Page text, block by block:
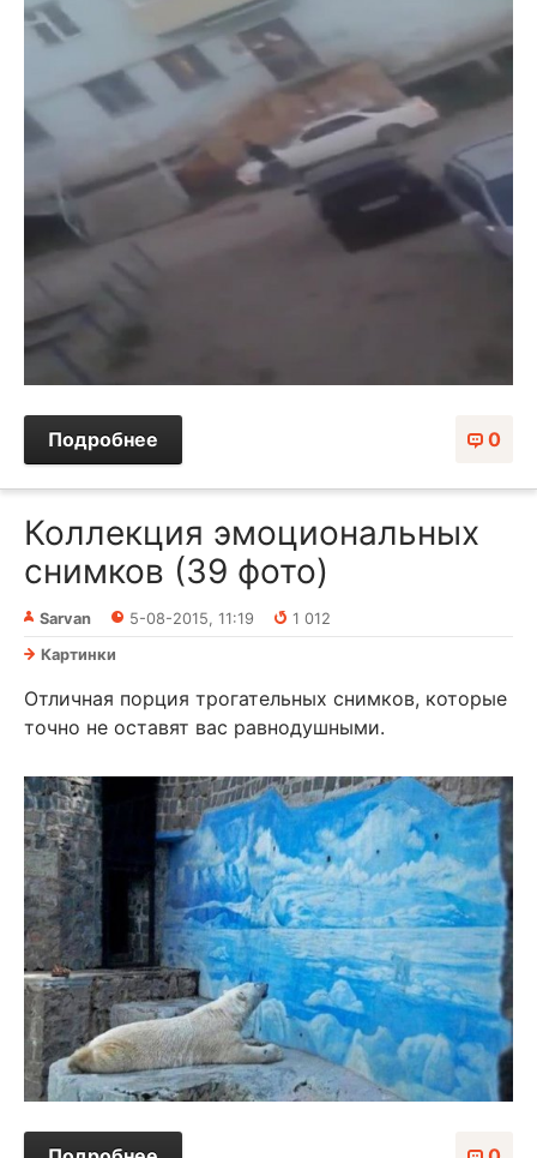
0
Подробнее
Коллекция эмоциональных
снимков (39 фото)
Sarvan 5-08-2015, 11:19
1 012
Картинки
Отличная порция трогательных снимков, которые
точно не оставят вас равнодушными.